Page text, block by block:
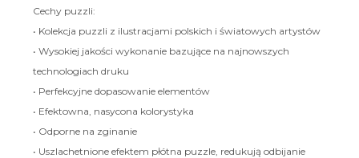
Cechy puzzli:
• Kolekcja puzzli z ilustracjami polskich i światowych artystów
• Wysokiej jakości wykonanie bazujące na najnowszych
technologiach druku
• Perfekcyjne dopasowanie elementów
• Efektowna, nasycona kolorystyka
• Odporne na zginanie
• Uszlachetnione efektem płótna puzzle, redukują odbijanie